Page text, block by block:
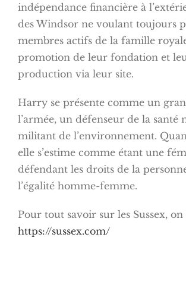
indépendance financière à
des Windsor ne voulant toujours
membres actifs de la famille
promotion de leur fondation et
production via leur site.
Harry se présente comme un
l’armée, un défenseur de la santé
militant de l’environnement.
elle s’estime comme étant une
défendant les droits de la
l’égalité homme-femme.
Pour tout savoir sur les Sussex, on
https://sussex.com/